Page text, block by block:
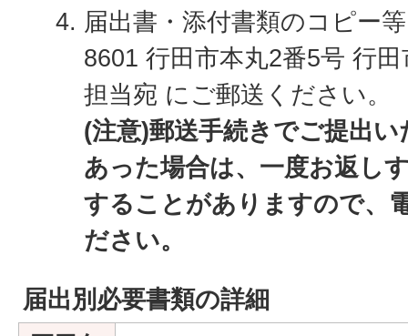
届出書・添付書類のコピー
8601 行田市本丸2番5号 行
担当宛 にご郵送ください。
(注意)郵送手続きでご提出
あった場合は、一度お返し
することがありますので、
ださい。
届出別必要書類の詳細